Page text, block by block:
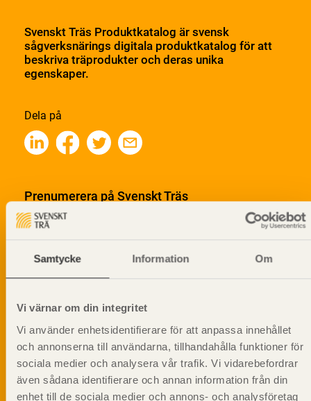
Samtycke Information Om
Vi värnar om din integritet
Vi använder enhetsidentifierare för att anpassa innehållet
och annonserna till användarna, tillhandahålla funktioner för
sociala medier och analysera vår trafik. Vi vidarebefordrar
även sådana identifierare och annan information från din
enhet till de sociala medier och annons- och analysföretag
Svenskt Träs Produktkatalog är svensk
sågverksnärings digitala produktkatalog för att
beskriva träprodukter och deras unika
egenskaper.
Dela på
Prenumerera på Svenskt Träs
informationsutskick!